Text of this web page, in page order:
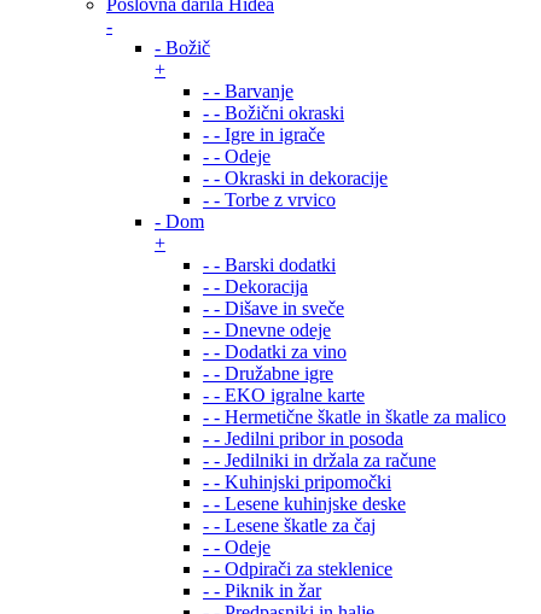
Poslovna darila Hidea
-
- Božič
+
- - Barvanje
- - Božični okraski
- - Igre in igrače
- - Odeje
- - Okraski in dekoracije
- - Torbe z vrvico
- Dom
+
- - Barski dodatki
- - Dekoracija
- - Dišave in sveče
- - Dnevne odeje
- - Dodatki za vino
- - Družabne igre
- - EKO igralne karte
- - Hermetične škatle in škatle za malico
- - Jedilni pribor in posoda
- - Jedilniki in držala za račune
- - Kuhinjski pripomočki
- - Lesene kuhinjske deske
- - Lesene škatle za čaj
- - Odeje
- - Odpirači za steklenice
- - Piknik in žar